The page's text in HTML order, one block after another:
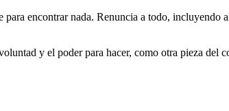
encontrar nada. Renuncia a todo, incluyendo
y el poder para hacer, como otra pieza del